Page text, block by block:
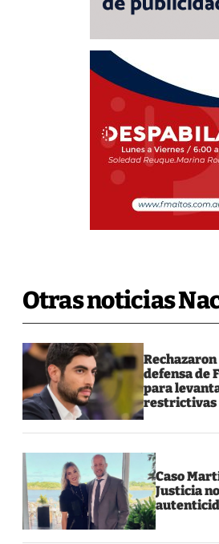
Otras noticias
defensa de
para
restrictivas
Caso
Justicia